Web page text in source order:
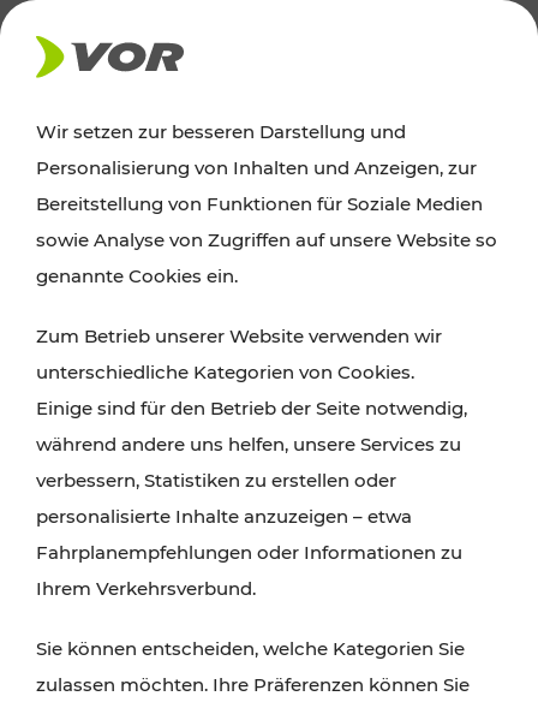
AKTUELLES
News
Alle wichtigen Meldungen zu Fahrplanänderungen,
finden Sie hier im Überblick.
Wir setzen zur besseren Darstellung und
Personalisierung von Inhalten und Anzeigen, zur
Bereitstellung von Funktionen für Soziale Medien
sowie Analyse von Zugriffen auf unsere Website so
genannte Cookies ein.
Zum Betrieb unserer Website verwenden wir
unterschiedliche Kategorien von Cookies.
Einige sind für den Betrieb der Seite notwendig,
während andere uns helfen, unsere Services zu
verbessern, Statistiken zu erstellen oder
personalisierte Inhalte anzuzeigen – etwa
Fahrplanempfehlungen oder Informationen zu
Ihrem Verkehrsverbund.
Sie können entscheiden, welche Kategorien Sie
zulassen möchten. Ihre Präferenzen können Sie